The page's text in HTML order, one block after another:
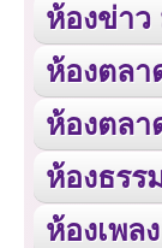
ห้องข่าว
ห้องตล
ห้องตล
ห้องธรร
ห้องเพลง